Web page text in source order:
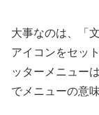
大事なのは、「
アイコンをセッ
ッターメニュー
でメニューの意